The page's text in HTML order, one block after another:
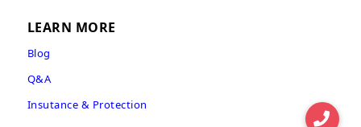
LEARN MORE
Blog
Q&A
Insutance & Protection